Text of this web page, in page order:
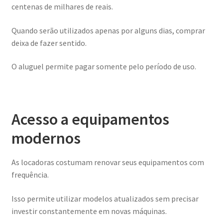
centenas de milhares de reais.
Quando serão utilizados apenas por alguns dias, comprar
deixa de fazer sentido.
O aluguel permite pagar somente pelo período de uso.
Acesso a equipamentos
modernos
As locadoras costumam renovar seus equipamentos com
frequência.
Isso permite utilizar modelos atualizados sem precisar
investir constantemente em novas máquinas.